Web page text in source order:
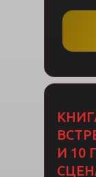
И 10